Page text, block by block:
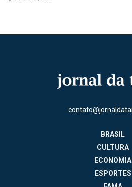
BRASIL
CULTURA
ECONOMIA
ESPORTES